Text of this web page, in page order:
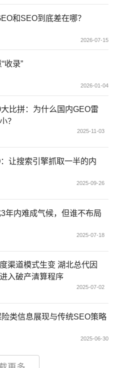
和SEO到底差在哪？
2026-07-15
收录”
2026-01-04
比拼：为什么国内GEO雷
？
2025-11-03
让搜索引擎抓取一半的内
2025-09-26
年内难成气候，但谁不布局
2025-07-18
渠道模式生变 湖北总代因
入破产清算程序
2025-07-02
类信息展现与传统SEO策略
2025-06-30